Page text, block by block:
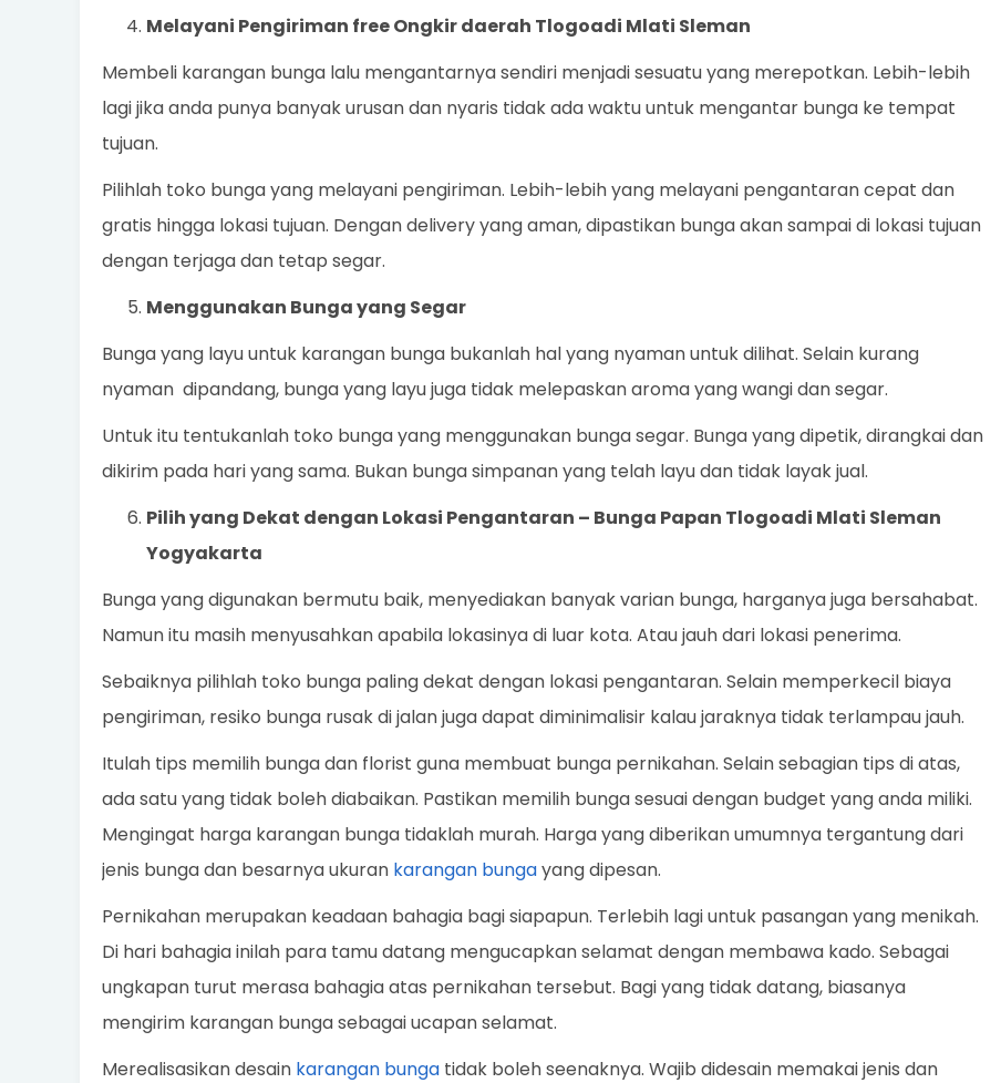
Melayani Pengiriman free Ongkir daerah Tlogoadi Mlati Sleman
Membeli karangan bunga lalu mengantarnya sendiri menjadi sesuatu yang merepotkan. Lebih-lebih
lagi jika anda punya banyak urusan dan nyaris tidak ada waktu untuk mengantar bunga ke tempat
tujuan.
Pilihlah toko bunga yang melayani pengiriman. Lebih-lebih yang melayani pengantaran cepat dan
gratis hingga lokasi tujuan. Dengan delivery yang aman, dipastikan bunga akan sampai di lokasi tujuan
dengan terjaga dan tetap segar.
Menggunakan Bunga yang Segar
Bunga yang layu untuk karangan bunga bukanlah hal yang nyaman untuk dilihat. Selain kurang
nyaman dipandang, bunga yang layu juga tidak melepaskan aroma yang wangi dan segar.
Untuk itu tentukanlah toko bunga yang menggunakan bunga segar. Bunga yang dipetik, dirangkai dan
dikirim pada hari yang sama. Bukan bunga simpanan yang telah layu dan tidak layak jual.
Pilih yang Dekat dengan Lokasi Pengantaran – Bunga Papan Tlogoadi Mlati Sleman
Yogyakarta
Bunga yang digunakan bermutu baik, menyediakan banyak varian bunga, harganya juga bersahabat.
Namun itu masih menyusahkan apabila lokasinya di luar kota. Atau jauh dari lokasi penerima.
Sebaiknya pilihlah toko bunga paling dekat dengan lokasi pengantaran. Selain memperkecil biaya
pengiriman, resiko bunga rusak di jalan juga dapat diminimalisir kalau jaraknya tidak terlampau jauh.
Itulah tips memilih bunga dan florist guna membuat bunga pernikahan. Selain sebagian tips di atas,
ada satu yang tidak boleh diabaikan. Pastikan memilih bunga sesuai dengan budget yang anda miliki.
Mengingat harga karangan bunga tidaklah murah. Harga yang diberikan umumnya tergantung dari
jenis bunga dan besarnya ukuran karangan bungayang dipesan.
Pernikahan merupakan keadaan bahagia bagi siapapun. Terlebih lagi untuk pasangan yang menikah.
Di hari bahagia inilah para tamu datang mengucapkan selamat dengan membawa kado. Sebagai
ungkapan turut merasa bahagia atas pernikahan tersebut. Bagi yang tidak datang, biasanya
mengirim karangan bunga sebagai ucapan selamat.
Merealisasikan desain karangan bunga tidak boleh seenaknya. Wajib didesain memakai jenis dan